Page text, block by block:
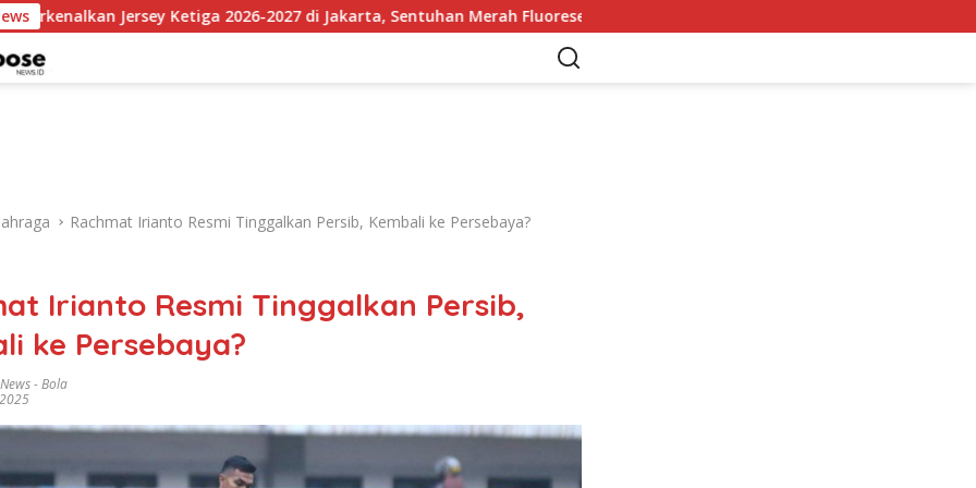
Jersey Ketiga 2026-2027 di Jakarta, Sentuhan Merah Fluoresen Jadi Sorotan
Rachmat Irianto Resmi Tinggalkan Persib, Kembali ke Persebaya?
Irianto Resmi Tinggalkan Persib,
ke Persebaya?
-Bola